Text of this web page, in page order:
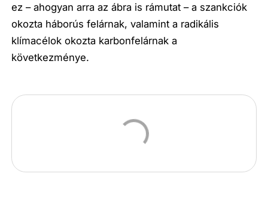
ez – ahogyan arra az ábra is rámutat – a szankciók
okozta háborús felárnak, valamint a radikális
klímacélok okozta karbonfelárnak a
következménye.